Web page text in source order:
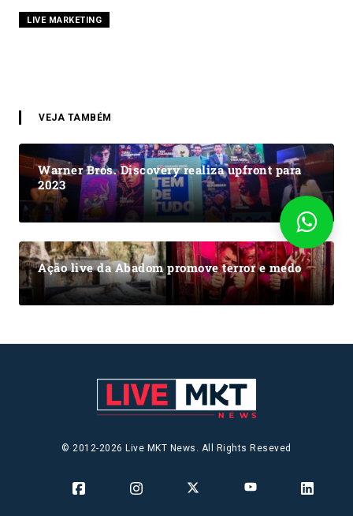
LIVE MARKETING
VEJA TAMBÉM
Warner Bros. Discovery realiza upfront para
2023
Ação live da Abadom promove terror e medo
© 2012-2026 Live MKT News. All Rights Reseved